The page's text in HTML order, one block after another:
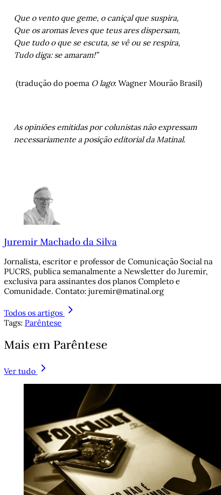
Que o vento que geme, o caniçal que suspira,
Que os aromas leves que teus ares dispersam,
Que tudo o que se escuta, se vê ou se respira,
Tudo diga: se amaram!”
(tradução do poema O lago: Wagner Mourão Brasil)
As opiniões emitidas por colunistas não expressam
necessariamente a posição editorial da Matinal.
Juremir Machado da Silva
Jornalista, escritor e professor de Comunicação Social na
PUCRS, publica semanalmente a Newsletter do Juremir,
exclusiva para assinantes dos planos Completo e
Comunidade. Contato: juremir@matinal.org
Todos os artigos
Tags: Parêntese
Mais em Parêntese
Ver tudo